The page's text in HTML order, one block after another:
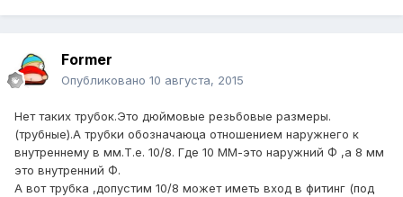
Former
Опубликовано 10 августа, 2015
Нет таких трубок.Это дюймовые резьбовые размеры.
(трубные).А трубки обозначаюца отношением наружнего к
внутреннему в мм.Т.е. 10/8. Где 10 ММ-это наружний Ф ,а 8 мм
это внутренний Ф.
А вот трубка ,допустим 10/8 может иметь вход в фитинг (под